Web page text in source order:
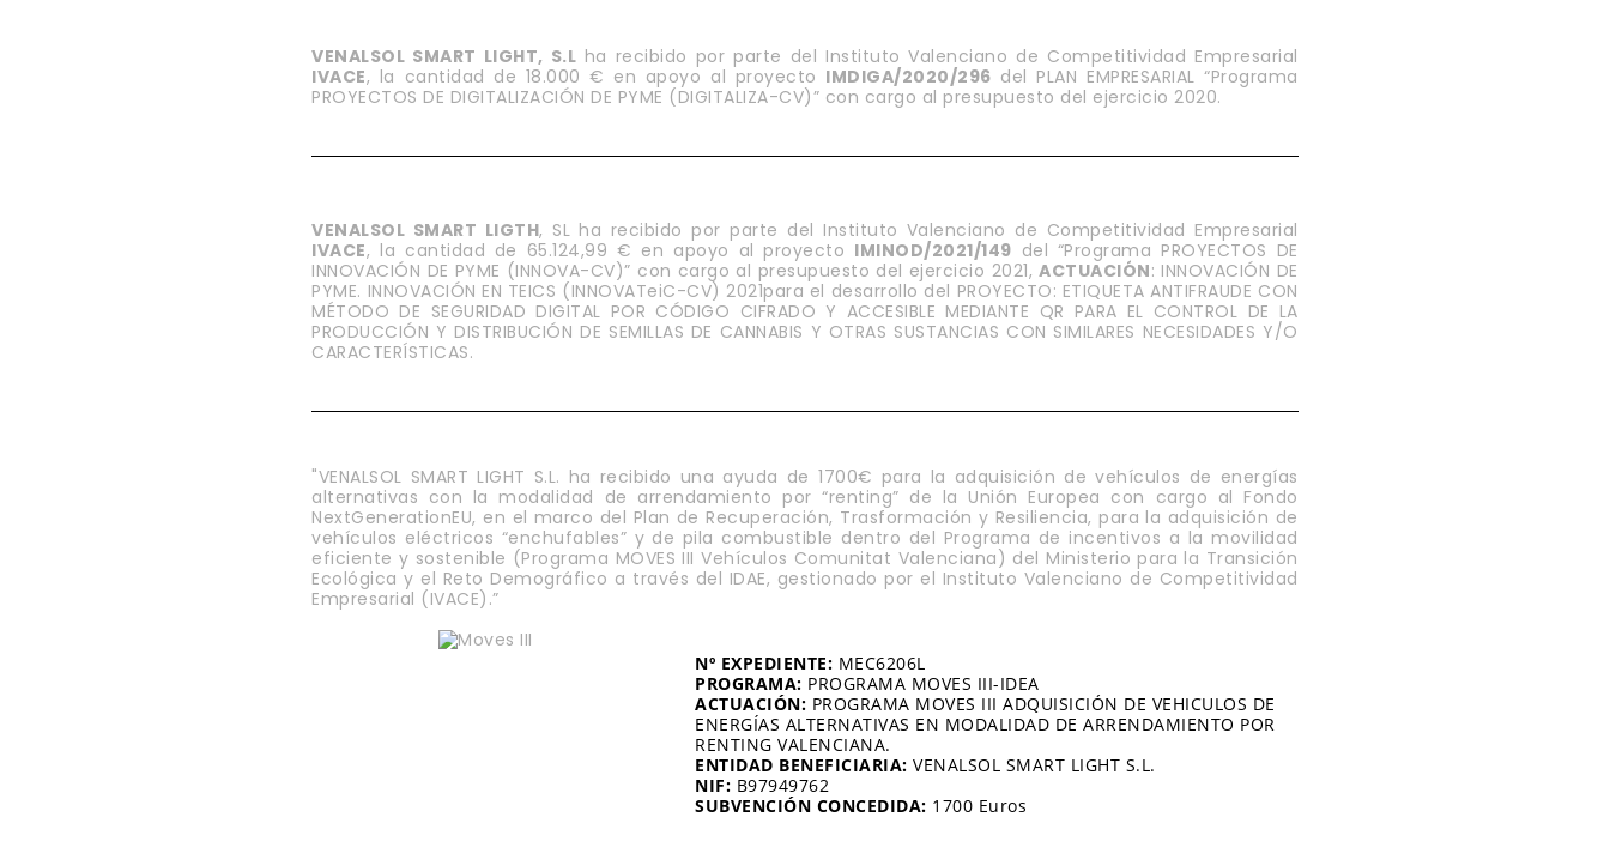
VENALSOL SMART LIGHT, S.L ha recibido por parte del Instituto Valenciano de Competitividad Empresarial
IVACE, la cantidad de 18.000 € en apoyo al proyecto IMDIGA/2020/296 del PLAN EMPRESARIAL “Programa
PROYECTOS DE DIGITALIZACIÓN DE PYME (DIGITALIZA-CV)” con cargo al presupuesto del ejercicio 2020.
VENALSOL SMART LIGTH, SL ha recibido por parte del Instituto Valenciano de Competitividad Empresarial
IVACE, la cantidad de 65.124,99 € en apoyo al proyecto IMINOD/2021/149 del “Programa PROYECTOS DE
INNOVACIÓN DE PYME (INNOVA-CV)” con cargo al presupuesto del ejercicio 2021,ACTUACIÓN: INNOVACIÓN DE
PYME. INNOVACIÓN EN TEICS (INNOVATeiC-CV) 2021para el desarrollo del PROYECTO: ETIQUETA ANTIFRAUDE CON
MÉTODO DE SEGURIDAD DIGITAL POR CÓDIGO CIFRADO Y ACCESIBLE MEDIANTE QR PARA EL CONTROL DE LA
PRODUCCIÓN Y DISTRIBUCIÓN DE SEMILLAS DE CANNABIS Y OTRAS SUSTANCIAS CON SIMILARES NECESIDADES Y/O
CARACTERÍSTICAS.
"VENALSOL SMART LIGHT S.L. ha recibido una ayuda de 1700€ para la adquisición de vehículos de energías
alternativas con la modalidad de arrendamiento por “renting” de la Unión Europea con cargo al Fondo
NextGenerationEU, en el marco del Plan de Recuperación, Trasformación y Resiliencia, para la adquisición de
vehículos eléctricos “enchufables” y de pila combustible dentro del Programa de incentivos a la movilidad
eficiente y sostenible (Programa MOVES III Vehículos Comunitat Valenciana) del Ministerio para la Transición
Ecológica y el Reto Demográfico a través del IDAE, gestionado por el Instituto Valenciano de Competitividad
Empresarial (IVACE).”
Nº EXPEDIENTE: MEC6206L
PROGRAMA: PROGRAMA MOVES III-IDEA
ACTUACIÓN: PROGRAMA MOVES III ADQUISICIÓN DE VEHICULOS DE
ENERGÍAS ALTERNATIVAS EN MODALIDAD DE ARRENDAMIENTO POR
RENTING VALENCIANA.
ENTIDAD BENEFICIARIA: VENALSOL SMART LIGHT S.L.
NIF: B97949762
SUBVENCIÓN CONCEDIDA: 1700 Euros